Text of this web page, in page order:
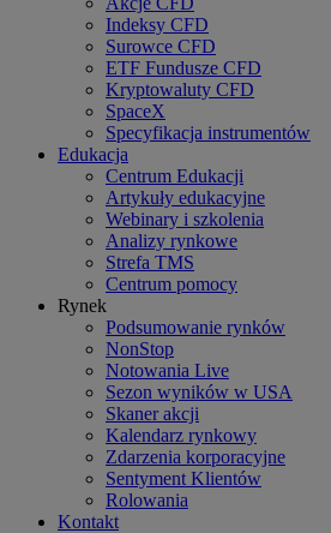
Indeksy CFD
Surowce CFD
ETF Fundusze CFD
Kryptowaluty CFD
SpaceX
Specyfikacja instrumentów
Edukacja
Centrum Edukacji
Artykuły edukacyjne
Webinary i szkolenia
Analizy rynkowe
Strefa TMS
Centrum pomocy
Rynek
Podsumowanie rynków
NonStop
Notowania Live
Sezon wyników w USA
Skaner akcji
Kalendarz rynkowy
Zdarzenia korporacyjne
Sentyment Klientów
Rolowania
Kontakt